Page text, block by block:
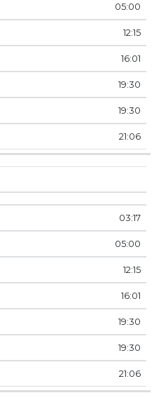
05:00
12:15
16:01
19:30
19:30
21:06
03:17
05:00
12:15
16:01
19:30
19:30
21:06